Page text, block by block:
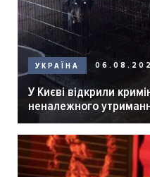
УКРАЇНА
У Києві відкрили
неналежного
розпліднику